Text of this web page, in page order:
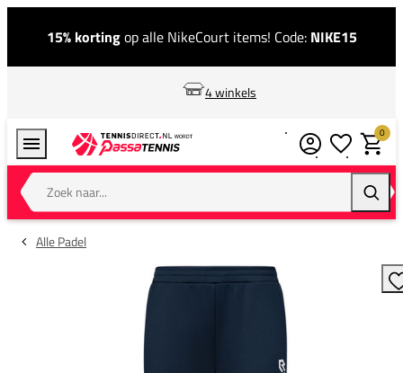
15% kortingop alle NikeCourt items! Code: NIKE15
4 winkels
Zoek naar...
0
Alle Padel